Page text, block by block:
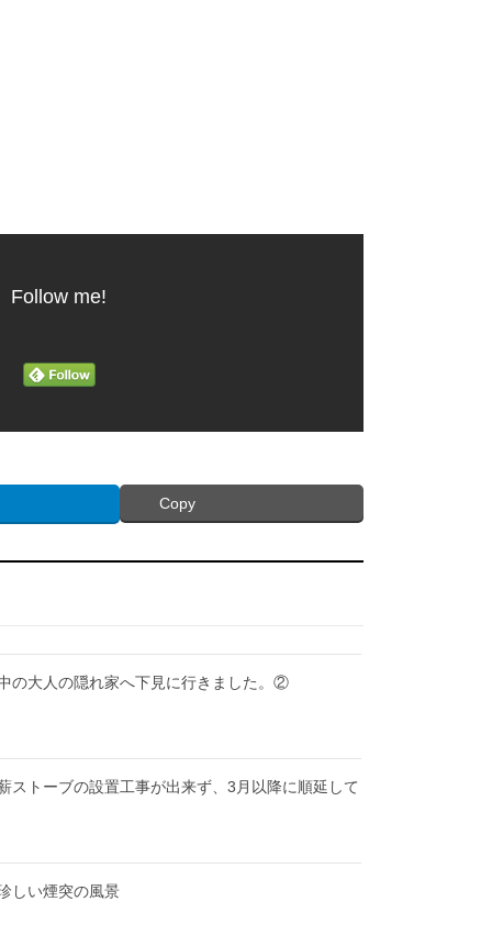
Follow me!
Copy
の大人の隠れ家へ下見に行きました。②
ストーブの設置工事が出来ず、3月以降に順延して
しい煙突の風景